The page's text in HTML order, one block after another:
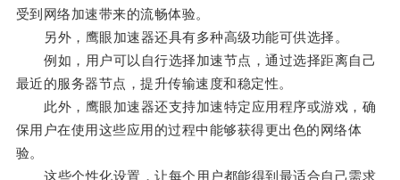
受到网络加速带来的流畅体验。
另外，鹰眼加速器还具有多种高级功能可供选择。
例如，用户可以自行选择加速节点，通过选择距离自己
最近的服务器节点，提升传输速度和稳定性。
此外，鹰眼加速器还支持加速特定应用程序或游戏，确
保用户在使用这些应用的过程中能够获得更出色的网络体
验。
这些个性化设置，让每个用户都能得到最适合自己需求